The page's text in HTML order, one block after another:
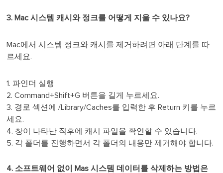
3. Mac 시스템 캐시와 정크를 어떻게 지울 수 있나요?
Mac에서 시스템 정크와 캐시를 제거하려면 아래 단계를 따
르세요.
1. 파인더 실행
2. Command+Shift+G 버튼을 길게 누르세요.
3. 경로 섹션에 /Library/Caches를 입력한 후 Return 키를 누르
세요.
4. 창이 나타난 직후에 캐시 파일을 확인할 수 있습니다.
5. 각 폴더를 진행하면서 각 폴더의 내용만 제거해야 합니다.
4. 소프트웨어 없이 Mas 시스템 데이터를 삭제하는 방법은